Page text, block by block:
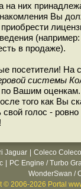
на них
Вы
в продаже).
посетители! На
системы
по Вашим
того как Вы
голос -
Jaguar
Coleco
PC Engine / Turbo
WonderSwan /
© 2006-2026 Portal